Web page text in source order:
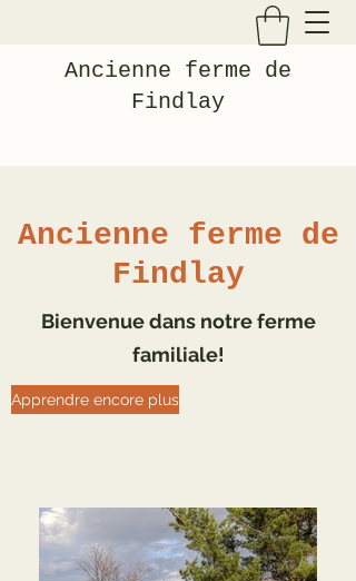
Ancienne ferme de
Findlay
Ancienne ferme de
Findlay
Bienvenue dans notre ferme
familiale!
Apprendre encore plus